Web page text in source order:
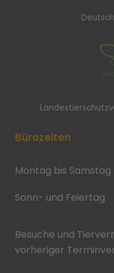
Bürozeiten
Montag bis Samstag
Sonn- und Feiertag
Besuche und
vorheriger